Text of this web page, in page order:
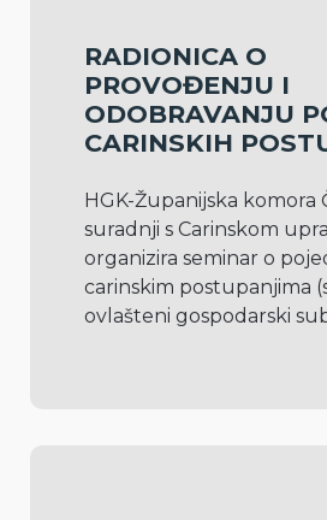
RADIONICA O
PROVOĐENJU I
ODOBRAVANJU
CARINSKIH
HGK-Županijska komora
suradnji s Carinskom
organizira seminar o
carinskim postupanjima
ovlašteni gospodarski